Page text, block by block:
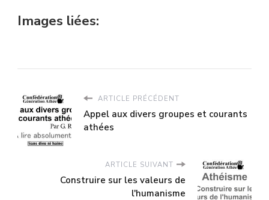
Images liées:
ARTICLE PRÉCÉDENT
Appel aux divers groupes et courants
athées
ARTICLE SUIVANT
Construire sur les valeurs de
l'humanisme